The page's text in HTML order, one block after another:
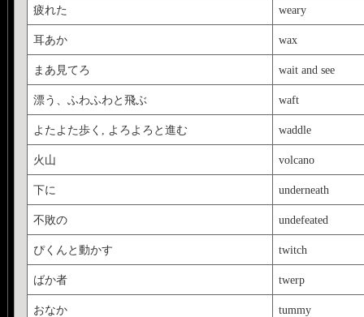
spent his childhood in
the Shell Oil Company
joined the Royal Air
twenty-six he moved to
to write. His first short
war, was bought by The
and illustrious
話なので、お勧めです
非。
*＜alert: クレイアニメ
いです＞*<object
疲れた weary
耳あか wax
まあ見てろ wait and see
漂う、ふわふわと飛ぶ waft
よたよた歩く, よろよろと進む waddle
火山 volcano
下に underneath
不敗の undefeated
ぴくんと動かす twitch
ばか者 twerp
おなか tummy